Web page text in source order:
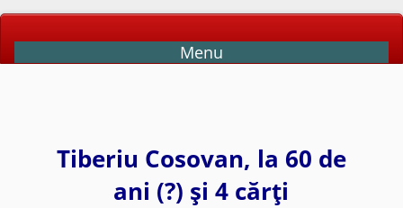
Menu
Tiberiu Cosovan, la 60 de
ani (?) şi 4 cărţi